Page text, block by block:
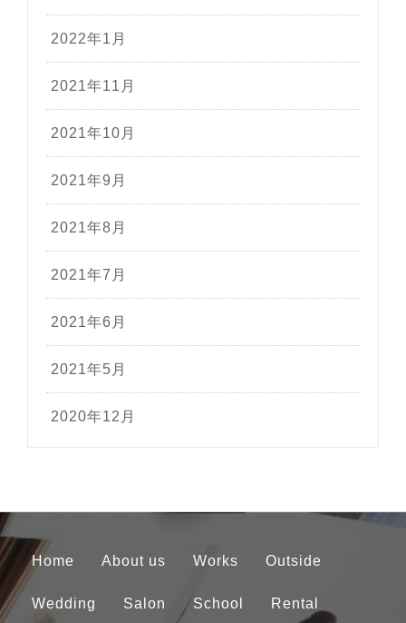
2022年1月
2021年11月
2021年10月
2021年9月
2021年8月
2021年7月
2021年6月
2021年5月
2020年12月
Home About us Works Outside
Wedding Salon School Rental